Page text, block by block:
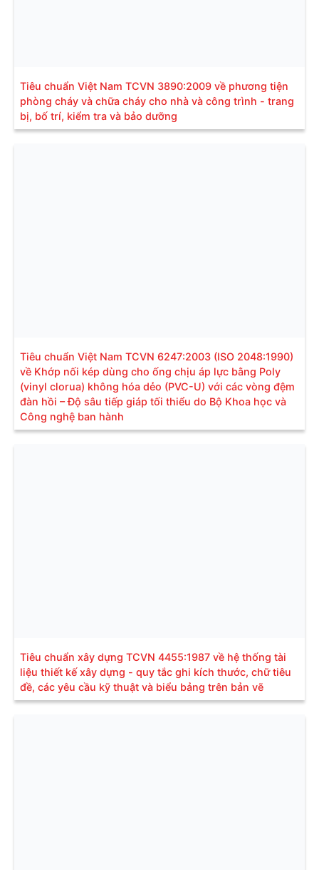
Tiêu chuẩn Việt Nam TCVN 3890:2009 về phương tiện
phòng cháy và chữa cháy cho nhà và công trình - trang
bị, bố trí, kiểm tra và bảo dưỡng
Tiêu chuẩn Việt Nam TCVN 6247:2003 (ISO 2048:1990)
về Khớp nối kép dùng cho ống chịu áp lực bằng Poly
(vinyl clorua) không hóa dẻo (PVC-U) với các vòng đệm
đàn hồi – Độ sâu tiếp giáp tối thiểu do Bộ Khoa học và
Công nghệ ban hành
Tiêu chuẩn xây dựng TCVN 4455:1987 về hệ thống tài
liệu thiết kế xây dựng - quy tắc ghi kích thước, chữ tiêu
đề, các yêu cầu kỹ thuật và biểu bảng trên bản vẽ